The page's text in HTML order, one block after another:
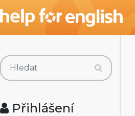
Přihlášení